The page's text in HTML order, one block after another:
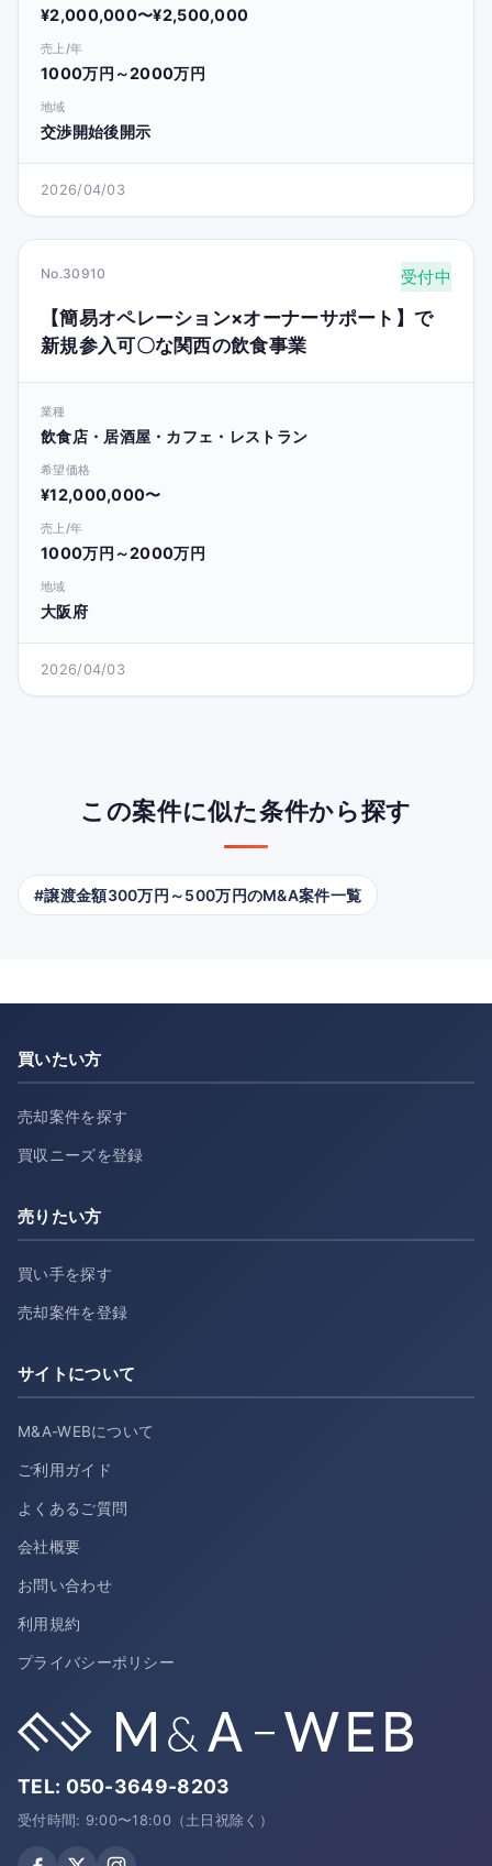
¥2,000,000〜¥2,500,000
売上/年
1000万円～2000万円
地域
交渉開始後開示
2026/04/03
No.30910 受付中
【簡易オペレーション×オーナーサポート】で
新規参入可〇な関西の飲食事業
業種
飲食店・居酒屋・カフェ・レストラン
希望価格
¥12,000,000〜
売上/年
1000万円～2000万円
地域
大阪府
2026/04/03
この案件に似た条件から探す
#譲渡金額300万円～500万円のM&A案件一覧
買いたい方
売却案件を探す
買収ニーズを登録
売りたい方
買い手を探す
売却案件を登録
サイトについて
M&A-WEBについて
ご利用ガイド
よくあるご質問
会社概要
お問い合わせ
利用規約
プライバシーポリシー
TEL: 050-3649-8203
受付時間: 9:00〜18:00（土日祝除く）